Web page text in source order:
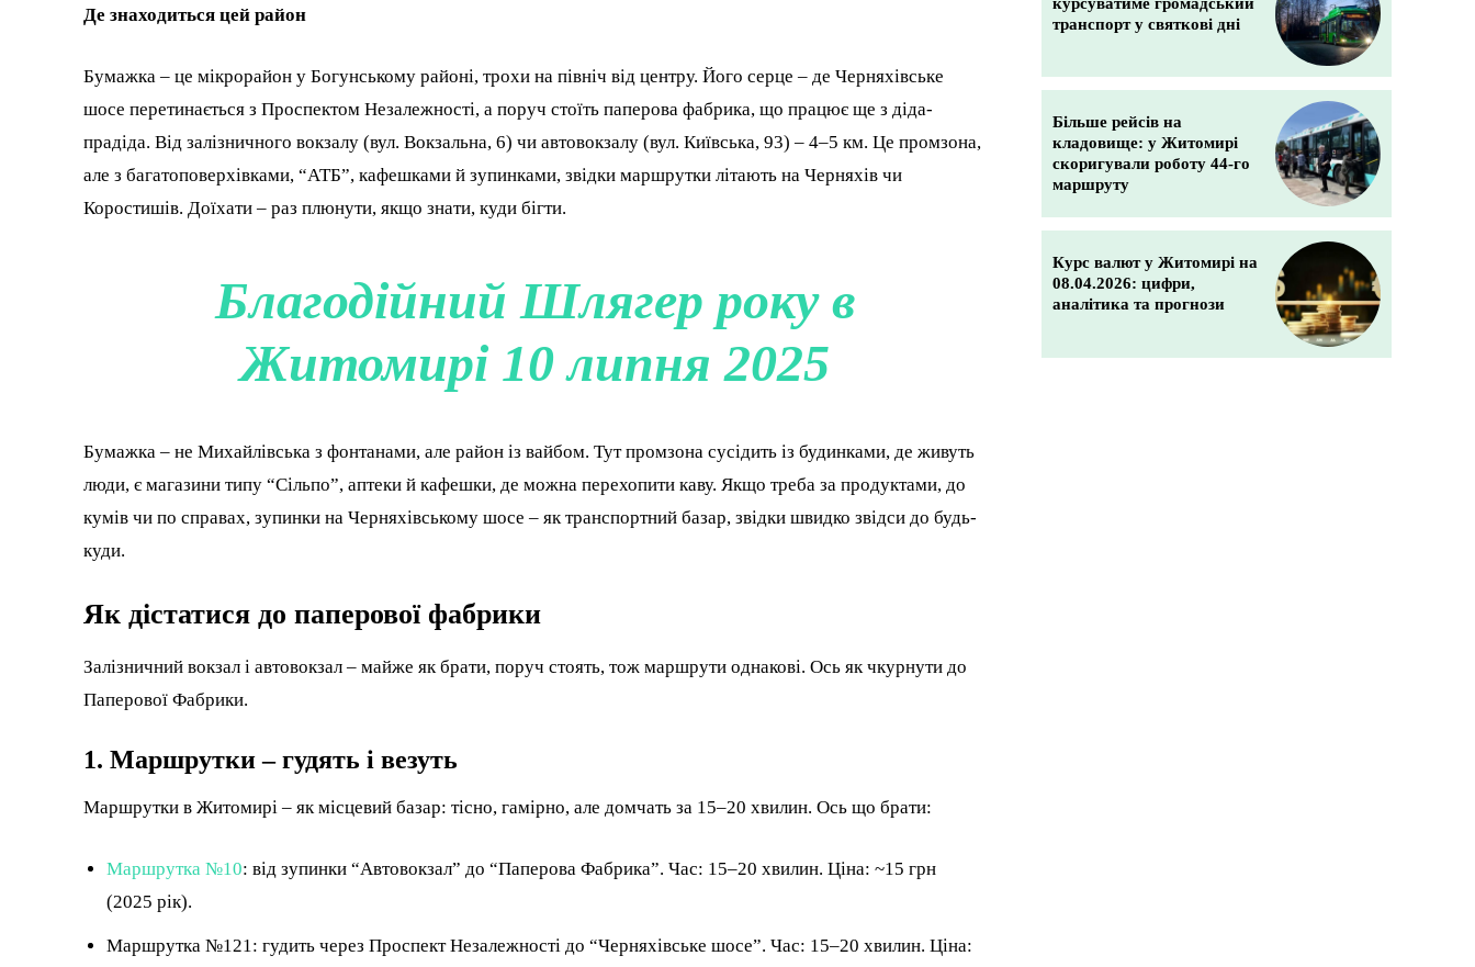
Де знаходиться цей район
Бумажка – це мікрорайон у Богунському районі, трохи на північ від центру. Його серце – де Черняхівське
шосе перетинається з Проспектом Незалежності, а поруч стоїть паперова фабрика, що працює ще з діда-
прадіда. Від залізничного вокзалу (вул. Вокзальна, 6) чи автовокзалу (вул. Київська, 93) – 4–5 км. Це промзона,
але з багатоповерхівками, “АТБ”, кафешками й зупинками, звідки маршрутки літають на Черняхів чи
Коростишів. Доїхати – раз плюнути, якщо знати, куди бігти.
Благодійний Шлягер року в
Житомирі 10 липня 2025
Бумажка – не Михайлівська з фонтанами, але район із вайбом. Тут промзона сусідить із будинками, де живуть
люди, є магазини типу “Сільпо”, аптеки й кафешки, де можна перехопити каву. Якщо треба за продуктами, до
кумів чи по справах, зупинки на Черняхівському шосе – як транспортний базар, звідки швидко звідси до будь-
куди.
Як дістатися до паперової фабрики
Залізничний вокзал і автовокзал – майже як брати, поруч стоять, тож маршрути однакові. Ось як чкурнути до
Паперової Фабрики.
1. Маршрутки – гудять і везуть
Маршрутки в Житомирі – як місцевий базар: тісно, гамірно, але домчать за 15–20 хвилин. Ось що брати:
Маршрутка №10: від зупинки “Автовокзал” до “Паперова Фабрика”. Час: 15–20 хвилин. Ціна: ~15 грн
(2025 рік).
Маршрутка №121: гудить через Проспект Незалежності до “Черняхівське шосе”. Час: 15–20 хвилин. Ціна:
транспорт у святкові дні
Більше рейсів на
кладовище: у Житомирі
скоригували роботу 44-го
маршруту
Курс валют у Житомирі на
08.04.2026: цифри,
аналітика та прогнози